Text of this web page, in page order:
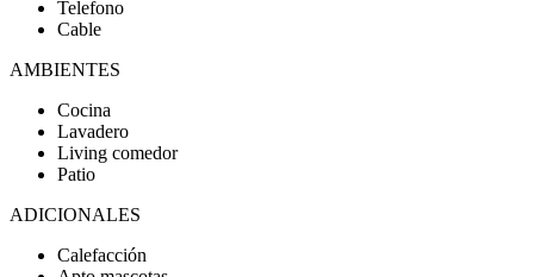
Telefono
Cable
AMBIENTES
Cocina
Lavadero
Living comedor
Patio
ADICIONALES
Calefacción